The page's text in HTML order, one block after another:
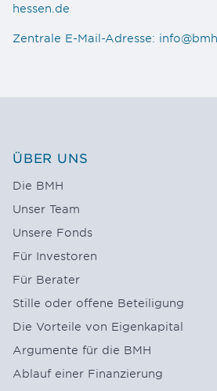
hessen.de
Zentrale E-Mail-Adresse:
ÜBER UNS
Die BMH
Unser Team
Unsere Fonds
Für Investoren
Für Berater
Stille oder offene Beteiligung
Die Vorteile von Eigenkapital
Argumente für die BMH
Ablauf einer Finanzierung